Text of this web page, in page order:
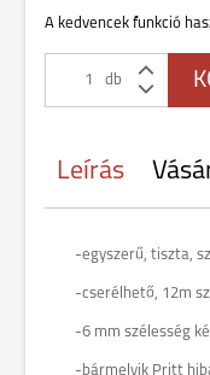
A kedvencek funkció
db
Leírás
-egyszerű, tiszta,
-cserélhető, 12m
-6 mm szélesség
-bármelyik Pritt